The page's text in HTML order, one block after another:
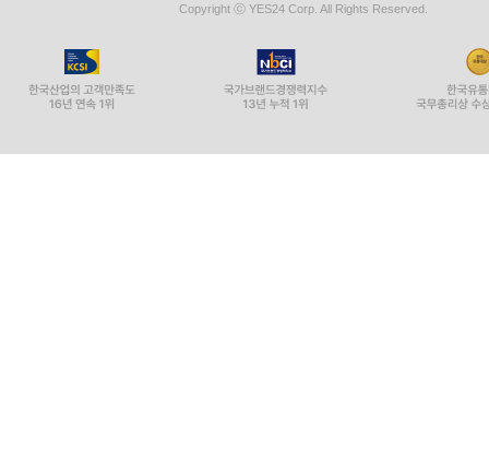
Copyright ⓒ YES24 Corp. All Rights Reserved.